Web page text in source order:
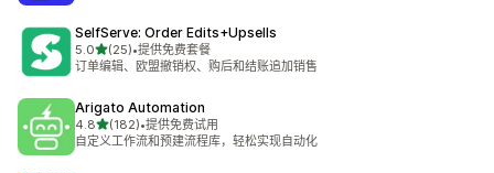
SelfServe: Order Edits+Upsells
5.0星（满分 5 星）
(25)
总共 25 条评论
•提供免费套餐
订单编辑、欧盟撤销权、购后和结账追加销售
Arigato Automation
4.8星（满分 5 星）
(182)
总共 182 条评论
•提供免费试用
自定义工作流和预建流程库，轻松实现自动化